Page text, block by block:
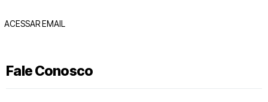
ACESSAR EMAIL
Fale Conosco